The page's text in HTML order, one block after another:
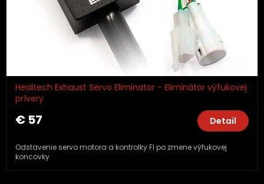
Healtech Exhaust Servo Eliminator - Eliminátor výfukovej
prívery
€ 57 Detail
Odstavenie servo motora a kontrolky FI po zmene výfukovej
koncovky